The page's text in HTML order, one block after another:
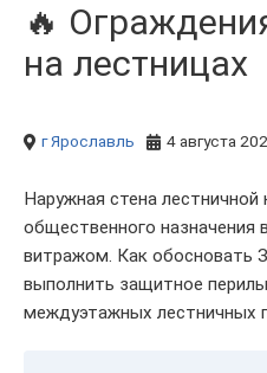
🔥
на лестницах
г Ярославль 4 августа
Наружная стена
общественного назначения
витражом. Как обосновать
выполнить защитное
междуэтажных лестничных